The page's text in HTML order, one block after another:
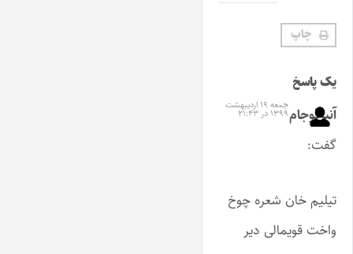
چاپ
یک پاسخ
آنیرقوجام
گفت:
جمعه ۱۹ اردیبهشت
۱۳۹۹ در ۲۱:۴۳
تیلیم خان شعره چوخ
واخت قویمالی دیر